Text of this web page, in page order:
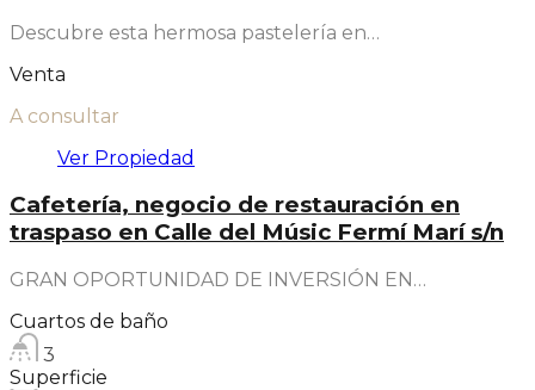
Descubre esta hermosa pastelería en…
Venta
A consultar
Ver Propiedad
Cafetería, negocio de restauración en
traspaso en Calle del Músic Fermí Marí s/n
GRAN OPORTUNIDAD DE INVERSIÓN EN…
Cuartos de baño
3
Superficie